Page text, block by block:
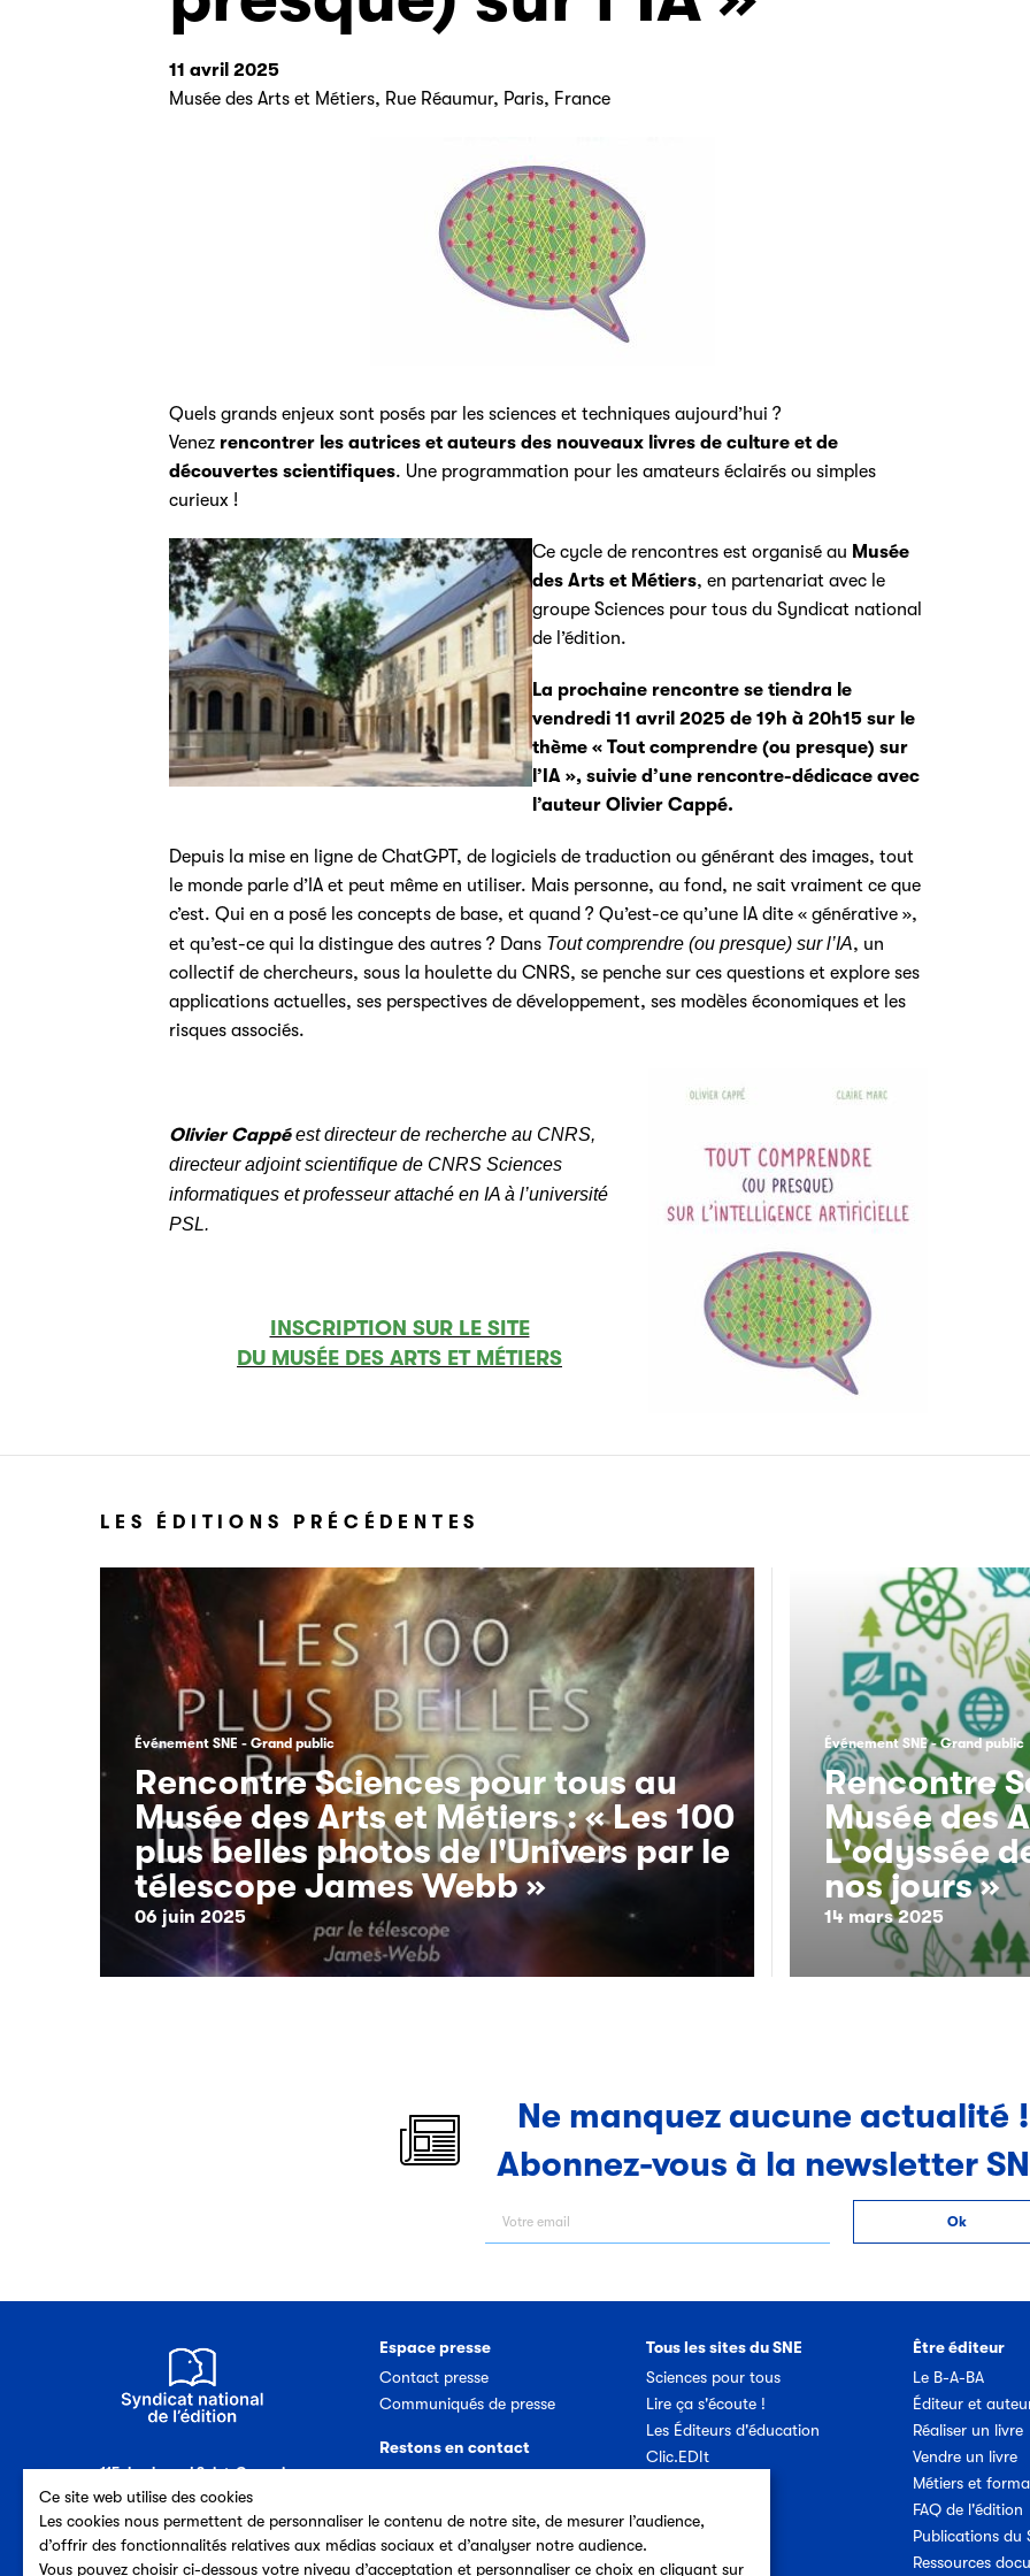
Ce site web utilise des cookies
Les cookies nous permettent de personnaliser le contenu de notre site, de mesurer l’audience,
d’offrir des fonctionnalités relatives aux médias sociaux et d’analyser notre audience.
Vous pouvez choisir ci-dessous votre niveau d’acceptation et personnaliser ce choix en cliquant sur
11 avril 2025
Musée des Arts et Métiers, Rue Réaumur, Paris, France
Quels grands enjeux sont posés par les sciences et techniques aujourd’hui ?
Venez rencontrer les autrices et auteurs des nouveaux livres de culture et de
découvertes scientifiques. Une programmation pour les amateurs éclairés ou simples
curieux !
Ce cycle de rencontres est organisé au Musée
des Arts et Métiers, en partenariat avec le
groupe Sciences pour tous du Syndicat national
de l’édition.
La prochaine rencontre se tiendra le
vendredi 11 avril 2025 de 19h à 20h15 sur le
thème « Tout comprendre (ou presque) sur
l’IA », suivie d’une rencontre-dédicace avec
l’auteur Olivier Cappé.
Depuis la mise en ligne de ChatGPT, de logiciels de traduction ou générant des images, tout
le monde parle d’IA et peut même en utiliser. Mais personne, au fond, ne sait vraiment ce que
c’est. Qui en a posé les concepts de base, et quand ? Qu’est-ce qu’une IA dite « générative »,
et qu’est-ce qui la distingue des autres ? Dans Tout comprendre (ou presque) sur l’IA, un
collectif de chercheurs, sous la houlette du CNRS, se penche sur ces questions et explore ses
applications actuelles, ses perspectives de développement, ses modèles économiques et les
risques associés.
Olivier Cappéest directeur de recherche au CNRS,
directeur adjoint scientifique de CNRS Sciences
informatiques et professeur attaché en IA à l’université
PSL.
INSCRIPTION SUR LE SITE
DU MUSÉE DES ARTS ET MÉTIERS
LES ÉDITIONS PRÉCÉDENTES
Événement SNE Grand public
Rencontre Sciences pour tous au
Musée des Arts et Métiers : « Les 100
plus belles photos de l'Univers par le
télescope James Webb »
06 juin 2025
Événement SNE Grand public
Rencontre
Musée des
L'odyssée
nos jours »
14 mars 2025
Ne manquez aucune actualité !
Abonnez-vous à la newsletter
115, boulevard Saint-Germain
75006 Paris (France)
Espace presse
Contact presse
Communiqués de presse
Restons en contact
Tous les sites du SNE
Sciences pour tous
Lire ça s'écoute !
Les Éditeurs d'éducation
Clic.EDIt
Offres d'emploi
Être éditeur
Le B-A-BA
Éditeur et
Réaliser un livre
Vendre un livre
Métiers et
FAQ de l'édition
Publications du
Ressources